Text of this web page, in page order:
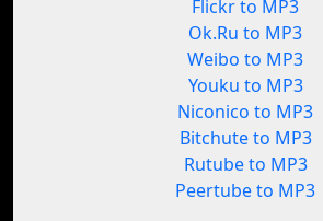
Flickr to MP3
Ok.Ru to MP3
Weibo to MP3
Youku to MP3
Niconico to MP3
Bitchute to MP3
Rutube to MP3
Peertube to MP3